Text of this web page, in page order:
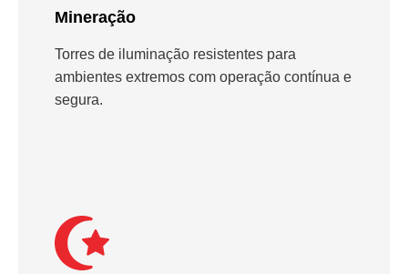
Mineração
Torres de iluminação resistentes para
ambientes extremos com operação contínua e
segura.